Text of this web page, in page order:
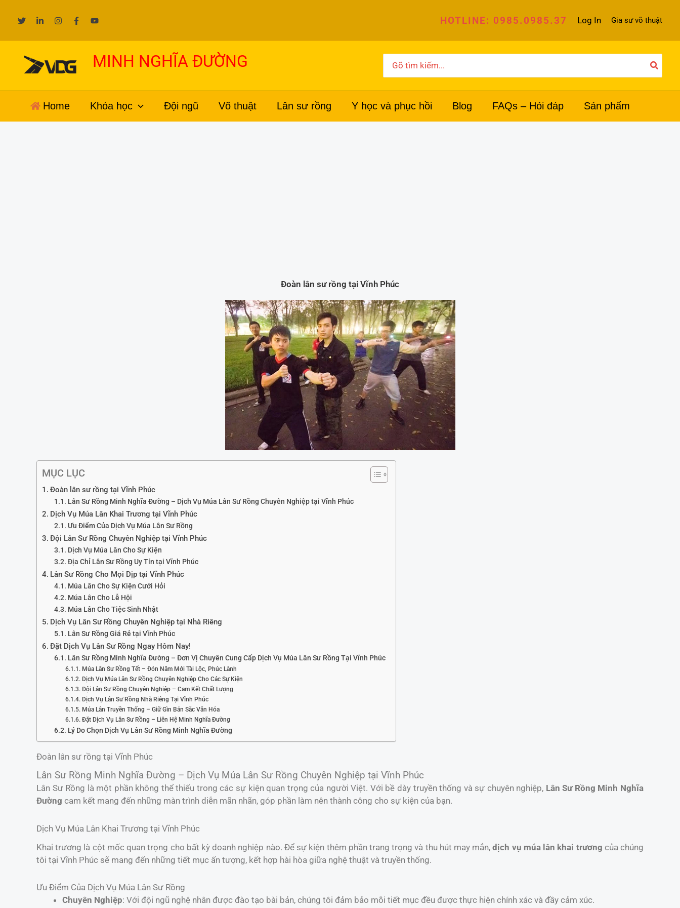
dung
HOTLINE: 0985.0985.37 Log In Gia sư võ thuật
MINH NGHĨA ĐƯỜNG
for:
Home Khóa học Đội ngũ Võ thuật Lân sư rồng Y học và phục hồi Blog FAQs – Hỏi đáp Sản phẩm
Đoàn lân sư rồng tại Vĩnh Phúc
MỤC LỤC
Đoàn lân sư rồng tại Vĩnh Phúc
Lân Sư Rồng Minh Nghĩa Đường – Dịch Vụ Múa Lân Sư Rồng Chuyên Nghiệp tại Vĩnh Phúc
Dịch Vụ Múa Lân Khai Trương tại Vĩnh Phúc
Ưu Điểm Của Dịch Vụ Múa Lân Sư Rồng
Đội Lân Sư Rồng Chuyên Nghiệp tại Vĩnh Phúc
Dịch Vụ Múa Lân Cho Sự Kiện
Địa Chỉ Lân Sư Rồng Uy Tín tại Vĩnh Phúc
Lân Sư Rồng Cho Mọi Dịp tại Vĩnh Phúc
Múa Lân Cho Sự Kiện Cưới Hỏi
Múa Lân Cho Lễ Hội
Múa Lân Cho Tiệc Sinh Nhật
Dịch Vụ Lân Sư Rồng Chuyên Nghiệp tại Nhà Riêng
Lân Sư Rồng Giá Rẻ tại Vĩnh Phúc
Đặt Dịch Vụ Lân Sư Rồng Ngay Hôm Nay!
Lân Sư Rồng Minh Nghĩa Đường – Đơn Vị Chuyên Cung Cấp Dịch Vụ Múa Lân Sư Rồng Tại Vĩnh Phúc
Múa Lân Sư Rồng Tết – Đón Năm Mới Tài Lộc, Phúc Lành
Dịch Vụ Múa Lân Sư Rồng Chuyên Nghiệp Cho Các Sự Kiện
Đội Lân Sư Rồng Chuyên Nghiệp – Cam Kết Chất Lượng
Dịch Vụ Lân Sư Rồng Nhà Riêng Tại Vĩnh Phúc
Múa Lân Truyền Thống – Giữ Gìn Bản Sắc Văn Hóa
Đặt Dịch Vụ Lân Sư Rồng – Liên Hệ Minh Nghĩa Đường
Lý Do Chọn Dịch Vụ Lân Sư Rồng Minh Nghĩa Đường
Đoàn lân sư rồng tại Vĩnh Phúc
Lân Sư Rồng Minh Nghĩa Đường – Dịch Vụ Múa Lân Sư Rồng Chuyên Nghiệp tại Vĩnh Phúc
Lân Sư Rồng là một phần không thể thiếu trong các sự kiện quan trọng của người Việt. Với bề dày truyền thống và sự chuyên nghiệp, Lân Sư Rồng Minh Nghĩa
Đường cam kết mang đến những màn trình diễn mãn nhãn, góp phần làm nên thành công cho sự kiện của bạn.
Dịch Vụ Múa Lân Khai Trương tại Vĩnh Phúc
Khai trương là cột mốc quan trọng cho bất kỳ doanh nghiệp nào. Để sự kiện thêm phần trang trọng và thu hút may mắn,dịch vụ múa lân khai trương của chúng
tôi tại Vĩnh Phúc sẽ mang đến những tiết mục ấn tượng, kết hợp hài hòa giữa nghệ thuật và truyền thống.
Ưu Điểm Của Dịch Vụ Múa Lân Sư Rồng
Chuyên Nghiệp: Với đội ngũ nghệ nhân được đào tạo bài bản, chúng tôi đảm bảo mỗi tiết mục đều được thực hiện chính xác và đầy cảm xúc.